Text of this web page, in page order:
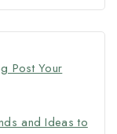
Post Your
and Ideas to